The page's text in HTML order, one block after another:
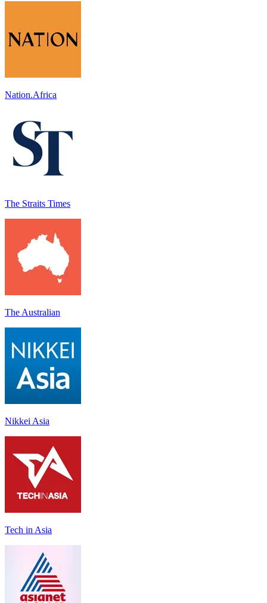
Nation.Africa
The Straits Times
The Australian
Nikkei Asia
Tech in Asia